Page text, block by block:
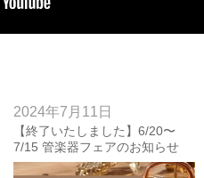
2024年7月11日
【終了いたしました】6/20〜
7/15 管楽器フェアのお知らせ